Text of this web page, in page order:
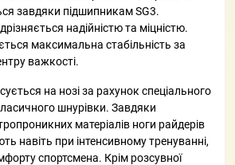
завдяки підшипникам SG3.
надійністю та міцністю.
максимальна стабільність за
важкості.
на нозі за рахунок спеціального
шнурівки. Завдяки
матеріалів ноги райдерів
навіть при інтенсивному тренуванні,
спортсмена. Крім розсувної